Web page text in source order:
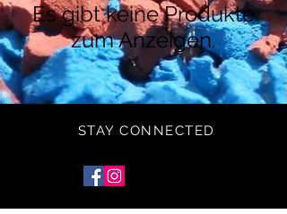
Es gibt keine Produkte
zum Anzeigen.
STAY CONNECTED